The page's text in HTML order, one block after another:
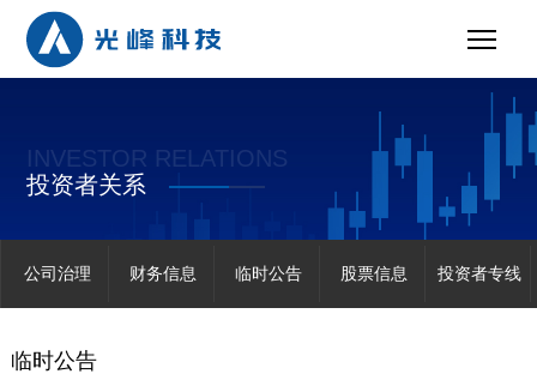
INVESTOR RELATIONS
投资者关系
公司治理 财务信息 临时公告 股票信息 投资者专线
临时公告